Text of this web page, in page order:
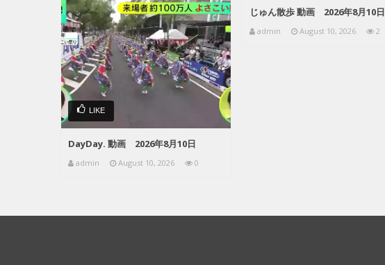
LIKE
DayDay. 動画 2026年8月10日
admin August 10, 2026 0
じゅん散歩 動画 2026年8月10日
admin August 10, 2026 2